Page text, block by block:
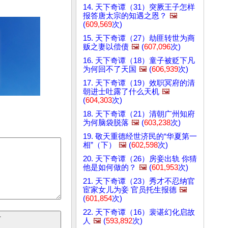
14. 天下奇谭（31）突厥王子怎样
报答唐太宗的知遇之恩？ 🖼️
(609,569次)
15. 天下奇谭（27）劫匪转世为商
贩之妻以偿债 🖼️ (607,096次)
16. 天下奇谭（18）童子被贬下凡
为何回不了天国 🖼️ (606,939次)
17. 天下奇谭（19）效职冥府的清
朝进士吐露了什么天机 🖼️
(604,303次)
18. 天下奇谭（21）清朝广州知府
为何脑袋脱落 🖼️ (603,238次)
19. 敬天重德经世济民的“华夏第一
相”（下）
🖼️ (602,598次)
20. 天下奇谭（26）房妾出轨 你猜
他是如何做的？ 🖼️ (601,953次)
21. 天下奇谭（23）秀才不忍纳官
宦家女儿为妾 官员托生报德 🖼️
(601,854次)
22. 天下奇谭（16）裴谌幻化启故
人 🖼️ (593,892次)